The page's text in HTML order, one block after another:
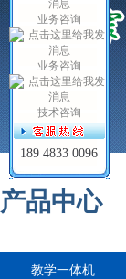
产品中心
教学一体机
业务咨询
业务咨询
技术咨询
189 4833 0096